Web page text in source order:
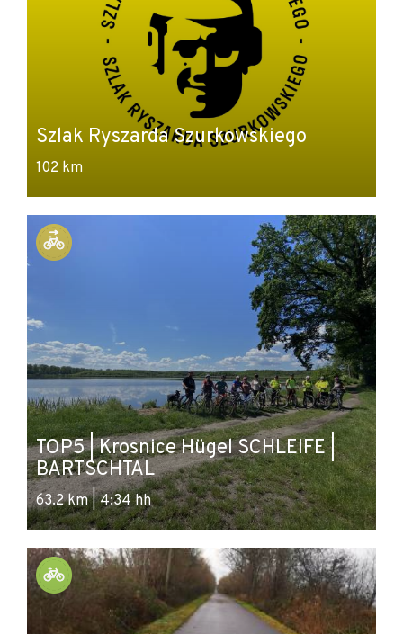
Szlak Ryszarda Szurkowskiego
102 km
TOP5 | Krosnice Hügel SCHLEIFE |
BARTSCHTAL
63.2 km | 4:34 hh